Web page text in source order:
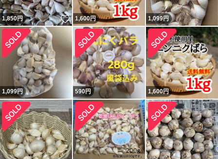
1,850円 いいね！
1,600円 1,099円
1,099円 590円 1,600円